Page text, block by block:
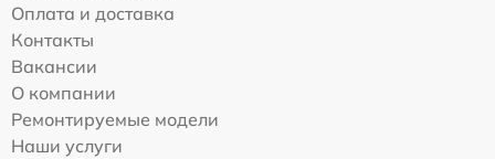
Оплата и доставка
Контакты
Вакансии
О компании
Ремонтируемые модели
Наши услуги